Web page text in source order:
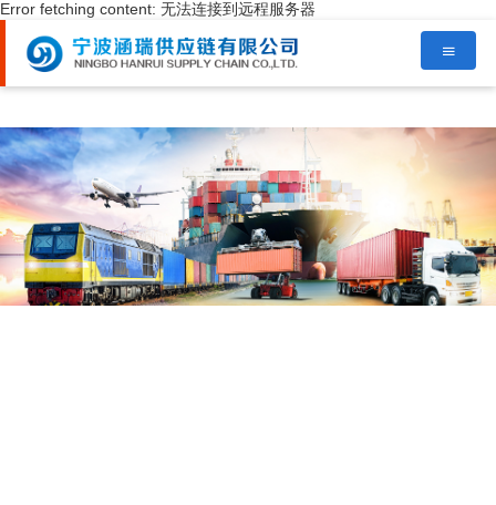
Error fetching content: 无法连接到远程服务器